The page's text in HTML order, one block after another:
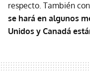
respecto. También
se hará en algunos
Unidos y Canadá